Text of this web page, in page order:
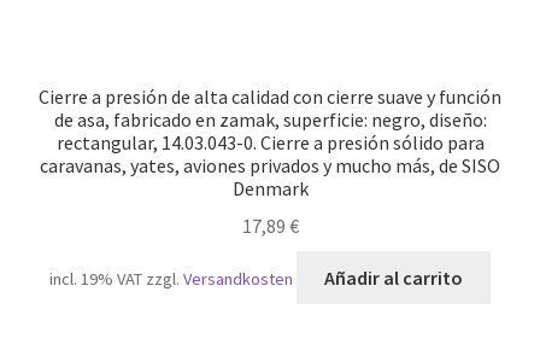
Cierre a presión de alta calidad con cierre suave y función
de asa, fabricado en zamak, superficie: negro, diseño:
rectangular, 14.03.043-0. Cierre a presión sólido para
caravanas, yates, aviones privados y mucho más, de SISO
Denmark
17,89 €
incl. 19% VAT zzgl.Versandkosten Añadir al carrito